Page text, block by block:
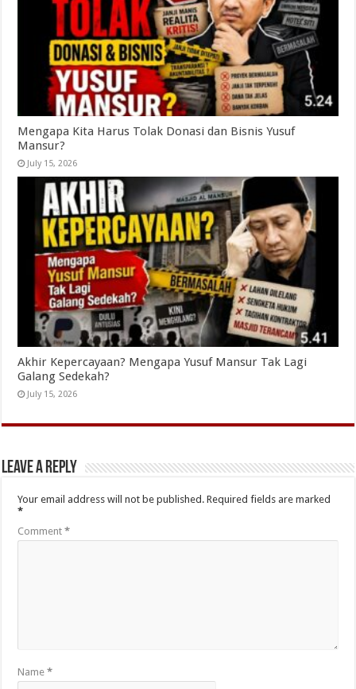
Mengapa Kita Harus Tolak Donasi dan Bisnis Yusuf
Mansur?
July 15, 2026
Akhir Kepercayaan? Mengapa Yusuf Mansur Tak Lagi
Galang Sedekah?
July 15, 2026
Leave a Reply
Your email address will not be published. Required fields are marked
*
Comment*
Name*